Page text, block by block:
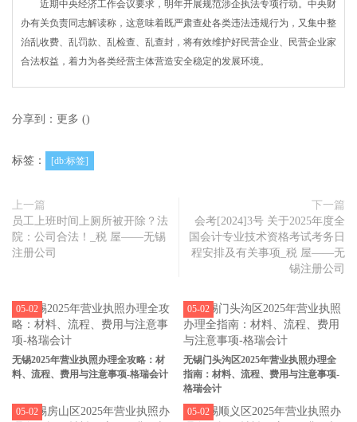
近期中央经济工作会议要求，明年开展规范涉企执法专项行动。中央财
办有关负责同志解读称，这意味着既严肃查处各类违法违规行为，又集中整
治乱收费、乱罚款、乱检查、乱查封，将有效维护好民营企业、民营企业家
合法权益，着力为各类经营主体营造安全稳定的发展环境。
分享到： 更多 ()
标签： [db:标签]
上一篇
员工上班时间上厕所被开除？法
院：公司合法！_税 屋——无锡
注册公司
下一篇
会考[2024]3号 关于2025年度全
国会计专业技术资格考试考务日
程安排及有关事项_税 屋——无
锡注册公司
无锡2025年营业执照办理全攻略：材
料、流程、费用与注意事项-格瑞会计
05-02
无锡门头沟区2025年营业执照办理全
指南：材料、流程、费用与注意事项-
格瑞会计
05-02
05-02 05-02